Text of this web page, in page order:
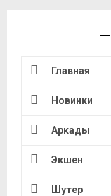
Главная
Новинки
Аркады
Экшен
Шутер